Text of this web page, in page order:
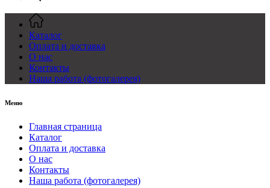
Каталог
Оплата и доставка
О нас
Контакты
Наша работа (фотогалерея)
Меню
Главная страница
Каталог
Оплата и доставка
О нас
Контакты
Наша работа (фотогалерея)